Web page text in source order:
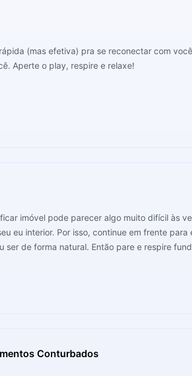
(mas efetiva) pra se reconectar com
Aperte o play, respire e relaxe!
imóvel pode parecer algo muito difícil às
vai alterar sua neurofisiologia e
ser de forma natural. Então pare e respire
Conturbados